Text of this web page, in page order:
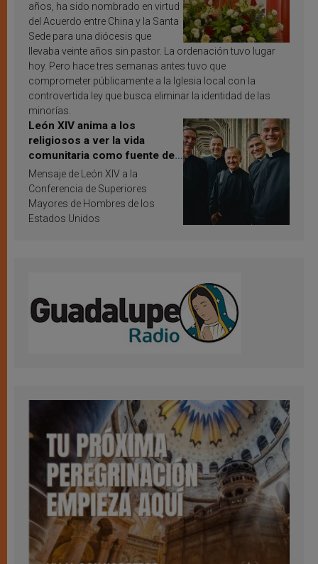
años, ha sido nombrado en virtud
del Acuerdo entre China y la Santa
Sede para una diócesis que
llevaba veinte años sin pastor. La ordenación tuvo lugar
hoy. Pero hace tres semanas antes tuvo que
comprometer públicamente a la Iglesia local con la
controvertida ley que busca eliminar la identidad de las
minorías.
León XIV anima a los
religiosos a ver la vida
comunitaria como fuente de
inspiración y santificación
Mensaje de León XIV a la
Conferencia de Superiores
Mayores de Hombres de los
Estados Unidos